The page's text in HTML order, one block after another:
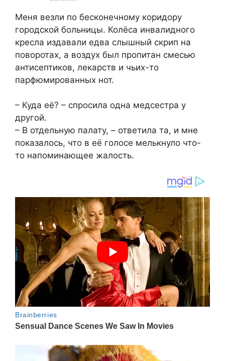
Меня везли по бесконечному коридору
городской больницы. Колёса инвалидного
кресла издавали едва слышный скрип на
поворотах, а воздух был пропитан смесью
антисептиков, лекарств и чьих-то
парфюмированных нот.
– Куда её? – спросила одна медсестра у
другой.
– В отдельную палату, – ответила та, и мне
показалось, что в её голосе мелькнуло что-
то напоминающее жалость.